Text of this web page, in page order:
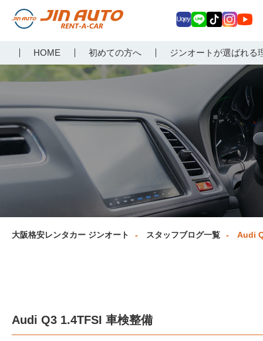
らジンオートレンタカー
HOME 初めての方へ ジンオートが選ばれる
ey E
Tokagr
am
uT
ub
大阪格安レンタカー ジンオート スタッフブログ一覧 Audi
Audi Q3 1.4TFSI 車検整備